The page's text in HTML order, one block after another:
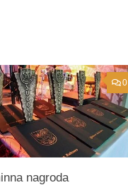
0
nagroda